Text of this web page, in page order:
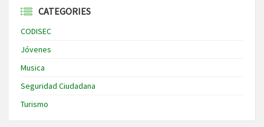
CATEGORIES
CODISEC
Jóvenes
Musica
Seguridad Ciudadana
Turismo